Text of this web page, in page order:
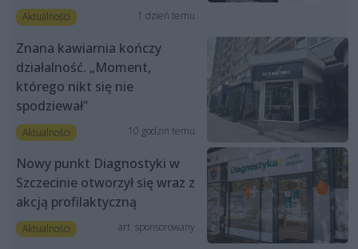
Aktualności 1 dzień temu
Znana kawiarnia kończy
działalność. „Moment,
którego nikt się nie
spodziewał”
Aktualności 10 godzin temu
Nowy punkt Diagnostyki w
Szczecinie otworzył się wraz z
akcją profilaktyczną
Aktualności art. sponsorowany